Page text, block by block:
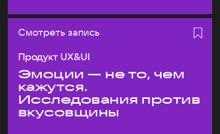
Смотреть запись
Продукт UX&UI
Эмоции — не то, чем
кажутся.
Исследования против
вкусовщины